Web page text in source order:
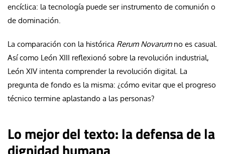
encíclica: la tecnología puede ser instrumento de comunión o
de dominación.
La comparación con la histórica Rerum Novarumno es casual.
Así como León XIII reflexionó sobre la revolución industrial,
León XIV intenta comprender la revolución digital. La
pregunta de fondo es la misma: ¿cómo evitar que el progreso
técnico termine aplastando a las personas?
Lo mejor del texto: la defensa de la